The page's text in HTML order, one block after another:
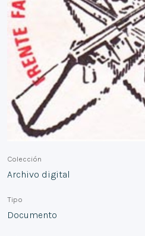
Colección
Archivo digital
Tipo
Documento